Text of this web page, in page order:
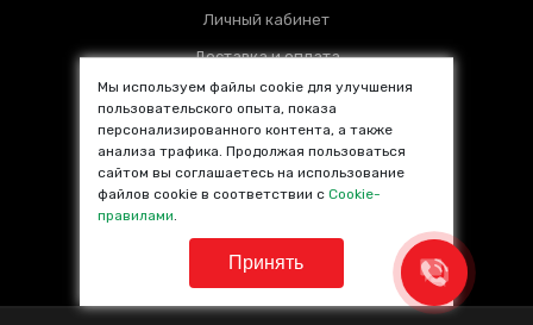
Личный кабинет
Доставка и оплата
Установочные центры
Контакты
SALE %
Популярные товары
Мы используем файлы cookie для улучшения
пользовательского опыта, показа
персонализированного контента, а также
анализа трафика. Продолжая пользоваться
сайтом вы соглашаетесь на использование
файлов cookie в соответствии сCookie-
правилами.
Принять